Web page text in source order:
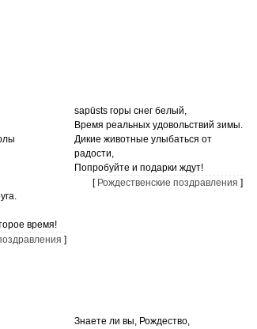
время!
]
sapūsts горы снег белый,
Время реальных удовольствий зимы.
Дикие животные улыбаться от
радости,
Попробуйте и подарки ждут!
[ Рождественские поздравления ]
Знаете ли вы, Рождество,